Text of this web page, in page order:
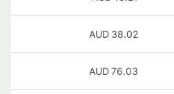
38.02
AUD
76.03
AUD